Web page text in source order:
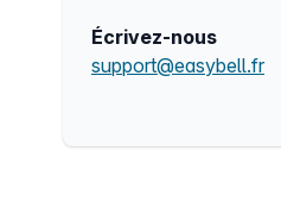
Écrivez-nous
support@easybell.fr